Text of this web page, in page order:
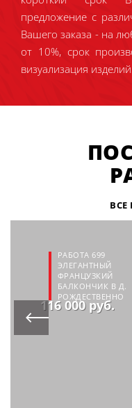
предложение с
Вашего заказа - на
от 10%, срок
визуализация
ВСЕ
РАБОТА 699
ЭЛЕГАНТНЫЙ
ФРАНЦУЗКИЙ
БАЛКОНЧИК В Д.
РОЖДЕСТВЕННО
116 000 руб.